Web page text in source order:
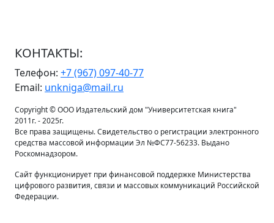
КОНТАКТЫ:
Телефон: +7 (967) 097-40-77
Email: unkniga@mail.ru
Copyright © ООО Издательский дом "Университетская книга"
2011г. - 2025г.
Все права защищены. Свидетельство о регистрации электронного
средства массовой информации Эл №ФС77-56233. Выдано
Роскомнадзором.
Сайт функционирует при финансовой поддержке Министерства
цифрового развития, связи и массовых коммуникаций Российской
Федерации.